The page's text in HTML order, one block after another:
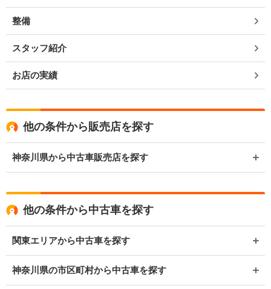
整備
スタッフ紹介
お店の実績
他の条件から販売店を探す
神奈川県から中古車販売店を探す
他の条件から中古車を探す
関東エリアから中古車を探す
神奈川県の市区町村から中古車を探す